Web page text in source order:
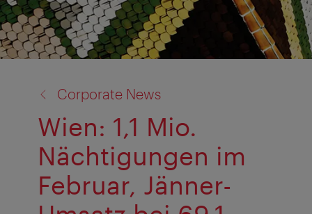
Corporate News
Wien: 1,1 Mio.
Nächtigungen im
Februar, Jänner-